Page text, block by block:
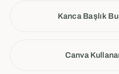
Kanca Başlık
Canva